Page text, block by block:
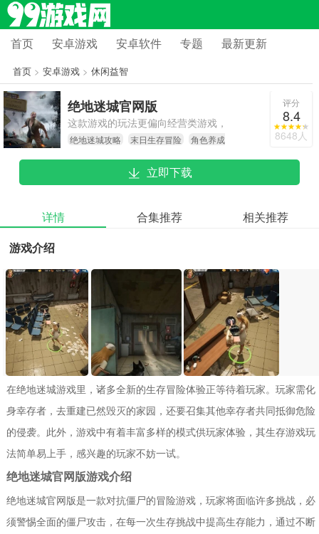
首页 安卓游戏 安卓软件 专题 最新更新
首页> 安卓游戏> 休闲益智
绝地迷城官网版
这款游戏的玩法更偏向经营类游戏，
末日主题的游戏背景使整个玩法充满
刺激感。玩家能够体验到更为高清的
画面，以及丰富多样的建设经营操
还有多种角色互动玩法等待玩家去探
绝地迷城攻略 末日生存冒险
角色养成
评分
8.4
8648人
立即下载
详情 合集推荐
相关推荐
游戏介绍
在绝地迷城游戏里，诸多全新的生存冒险体验正等待着玩家。玩家需化
身幸存者，去重建已然毁灭的家园，还要召集其他幸存者共同抵御危险
的侵袭。此外，游戏中有着丰富多样的模式供玩家体验，其生存游戏玩
法简单易上手，感兴趣的玩家不妨一试。
绝地迷城官网版游戏介绍
绝地迷城官网版是一款对抗僵尸的冒险游戏，玩家将面临许多挑战，必
须警惕全面的僵尸攻击，在每一次生存挑战中提高生存能力，通过不断